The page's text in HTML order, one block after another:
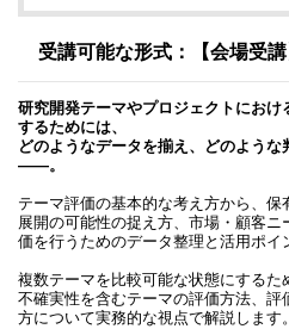
受講可能な形式：【会場受
研究開発テーマやプロジェクトにお
するためには、
どのようなデータを揃え、どのよう
――。
テーマ評価の基本的な考え方から、
展開の可能性の捉え方、市場・顧客
価を行うためのデータ整理と活用ポイ
複数テーマを比較可能な状態にするた
不確実性を含むテーマの評価方法、
方について実務的な視点で解説します。